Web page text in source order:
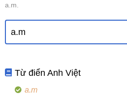
a.m.
Từ điển Anh Việt
a.m